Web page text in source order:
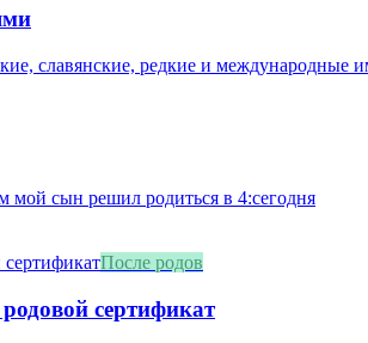
славянские, редкие и
мой сын решил родиться в 4:сегодня
После родов
сертификат